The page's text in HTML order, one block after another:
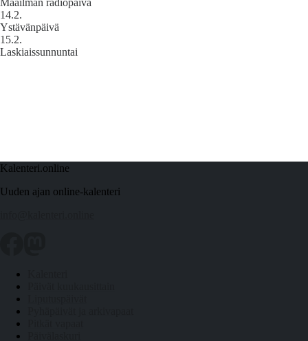
Maailman radiopäivä
14.2.
Ystävänpäivä
15.2.
Laskiaissunnuntai
Kalenteri.online
Uuden ajan online-kalenteri